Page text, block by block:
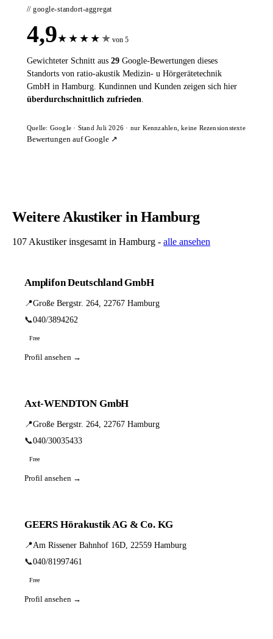
// google-standort-aggregat
4,9★ ★ ★ ★ ★ von 5
Gewichteter Schnitt aus 29 Google-Bewertungen dieses
Standorts von ratio-akustik Medizin- u Hörgerätetechnik
GmbH in Hamburg. Kundinnen und Kunden zeigen sich hier
überdurchschnittlich zufrieden.
Quelle: Google · Stand Juli 2026 · nur Kennzahlen, keine Rezensionstexte
Bewertungen auf Google ↗
Weitere Akustiker in Hamburg
107 Akustiker insgesamt in Hamburg - alle ansehen
Amplifon Deutschland GmbH
📍Große Bergstr. 264, 22767 Hamburg
📞040/3894262
Free
Profil ansehen →
Axt-WENDTON GmbH
📍Große Bergstr. 264, 22767 Hamburg
📞040/30035433
Free
Profil ansehen →
GEERS Hörakustik AG & Co. KG
📍Am Rissener Bahnhof 16D, 22559 Hamburg
📞040/81997461
Free
Profil ansehen →